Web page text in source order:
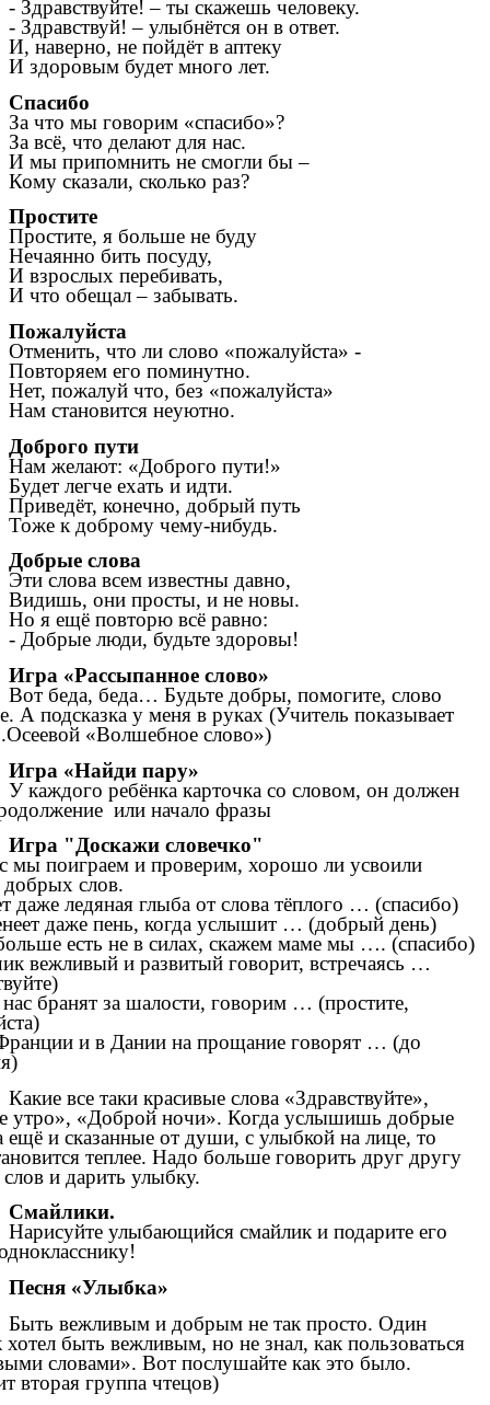
- Здравствуйте! – ты скажешь человеку.
- Здравствуй! – улыбнётся он в ответ.
И, наверно, не пойдёт в аптеку
И здоровым будет много лет.
Спасибо
За что мы говорим «спасибо»?
За всё, что делают для нас.
И мы припомнить не смогли бы –
Кому сказали, сколько раз?
Простите
Простите, я больше не буду
Нечаянно бить посуду,
И взрослых перебивать,
И что обещал – забывать.
Пожалуйста
Отменить, что ли слово «пожалуйста» -
Повторяем его поминутно.
Нет, пожалуй что, без «пожалуйста»
Нам становится неуютно.
Доброго пути
Нам желают: «Доброго пути!»
Будет легче ехать и идти.
Приведёт, конечно, добрый путь
Тоже к доброму чему-нибудь.
Добрые слова
Эти слова всем известны давно,
Видишь, они просты, и не новы.
Но я ещё повторю всё равно:
- Добрые люди, будьте здоровы!
Игра «Рассыпанное слово»
Вот беда, беда… Будьте добры, помогите, слово
А подсказка у меня в руках (Учитель показывает
«Волшебное слово»)
Игра «Найди пару»
У каждого ребёнка карточка со словом, он должен
или начало фразы
Игра "Доскажи словечко"
мы поиграем и проверим, хорошо ли усвоили
добрых слов.
даже ледяная глыба от слова тёплого … (спасибо)
даже пень, когда услышит … (добрый день)
есть не в силах, скажем маме мы …. (спасибо)
вежливый и развитый говорит, встречаясь …
бранят за шалости, говорим … (простите,
и в Дании на прощание говорят … (до
Какие все таки красивые слова «Здравствуйте»,
утро», «Доброй ночи». Когда услышишь добрые
ещё и сказанные от души, с улыбкой на лице, то
теплее. Надо больше говорить друг другу
и дарить улыбку.
Смайлики.
Нарисуйте улыбающийся смайлик и подарите его
Песня «Улыбка»
Быть вежливым и добрым не так просто. Один
хотел быть вежливым, но не знал, как пользоваться
словами». Вот послушайте как это было.
вторая группа чтецов)